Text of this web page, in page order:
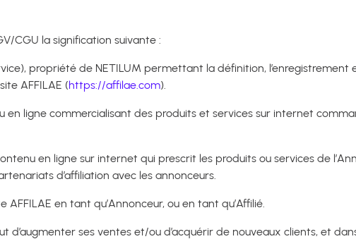
CGU la signification suivante :
propriété de NETILUM permettant la définition, l’enregistrement
AFFILAE (https://affilae.com).
ligne commercialisant des produits et services sur internet
en ligne sur internet qui prescrit les produits ou services de
d’affiliation avec les annonceurs.
en tant qu’Annonceur, ou en tant qu’Affilié.
d’augmenter ses ventes et/ou d’acquérir de nouveaux clients, et